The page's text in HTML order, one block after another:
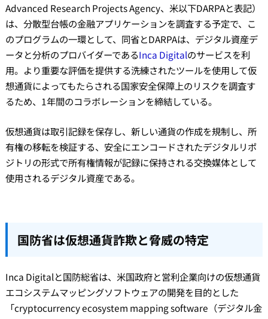
Advanced Research Projects Agency、米以下DARPAと表記）
は、分散型台帳の金融アプリケーションを調査する予定で、こ
のプログラムの一環として、同省とDARPAは、デジタル資産デ
ータと分析のプロバイダーであるInca Digitalのサービスを利
用。より重要な評価を提供する洗練されたツールを使用して仮
想通貨によってもたらされる国家安全保障上のリスクを調査す
るため、1年間のコラボレーションを締結している。
仮想通貨は取引記録を保存し、新しい通貨の作成を規制し、所
有権の移転を検証する、安全にエンコードされたデジタルリポ
ジトリの形式で所有権情報が記録に保持される交換媒体として
使用されるデジタル資産である。
国防省は仮想通貨詐欺と脅威の特定
Inca Digitalと国防総省は、米国政府と営利企業向けの仮想通貨
エコシステムマッピングソフトウェアの開発を目的とした
「cryptocurrency ecosystem mapping software（デジタル金